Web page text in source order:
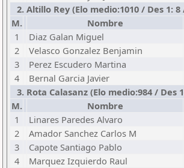
2. Altillo Rey (Elo medio:1010 / Des 1: 8
M.
Nombre
1
Diaz Galan Miguel
2
Velasco Gonzalez Benjamin
3
Perez Escudero Martina
4
Bernal Garcia Javier
3. Rota Calasanz (Elo medio:984 / Des
M.
Nombre
1
Linares Paredes Alvaro
2
Amador Sanchez Carlos M
3
Capote Santiago Pablo
4
Marquez Izquierdo Raul